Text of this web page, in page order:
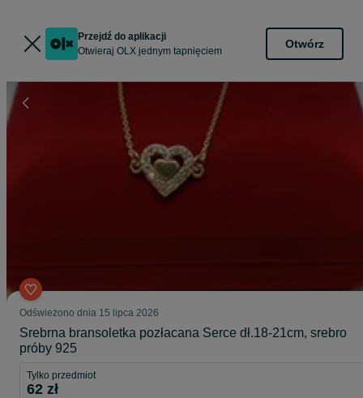
Przejdź do aplikacji
Otwieraj OLX jednym tapnięciem
Otwórz
Odświeżono dnia 15 lipca 2026
Srebrna bransoletka pozłacana Serce dł.18-21cm, srebro
próby 925
Tylko przedmiot
62 zł